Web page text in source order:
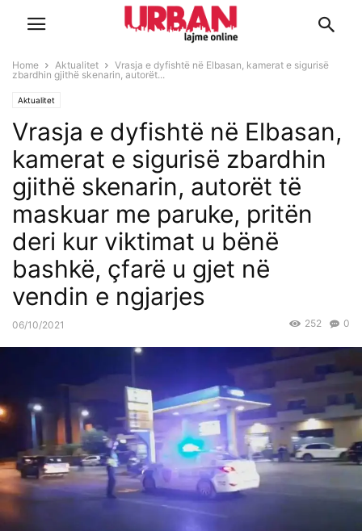
Home Aktualitet
Vrasja e dyfishtë në Elbasan, kamerat e sigurisë
zbardhin gjithë skenarin, autorët...
Aktualitet
Vrasja e dyfishtë në Elbasan,
kamerat e sigurisë zbardhin
gjithë skenarin, autorët të
maskuar me paruke, pritën
deri kur viktimat u bënë
bashkë, çfarë u gjet në
vendin e ngjarjes
06/10/2021 0
252